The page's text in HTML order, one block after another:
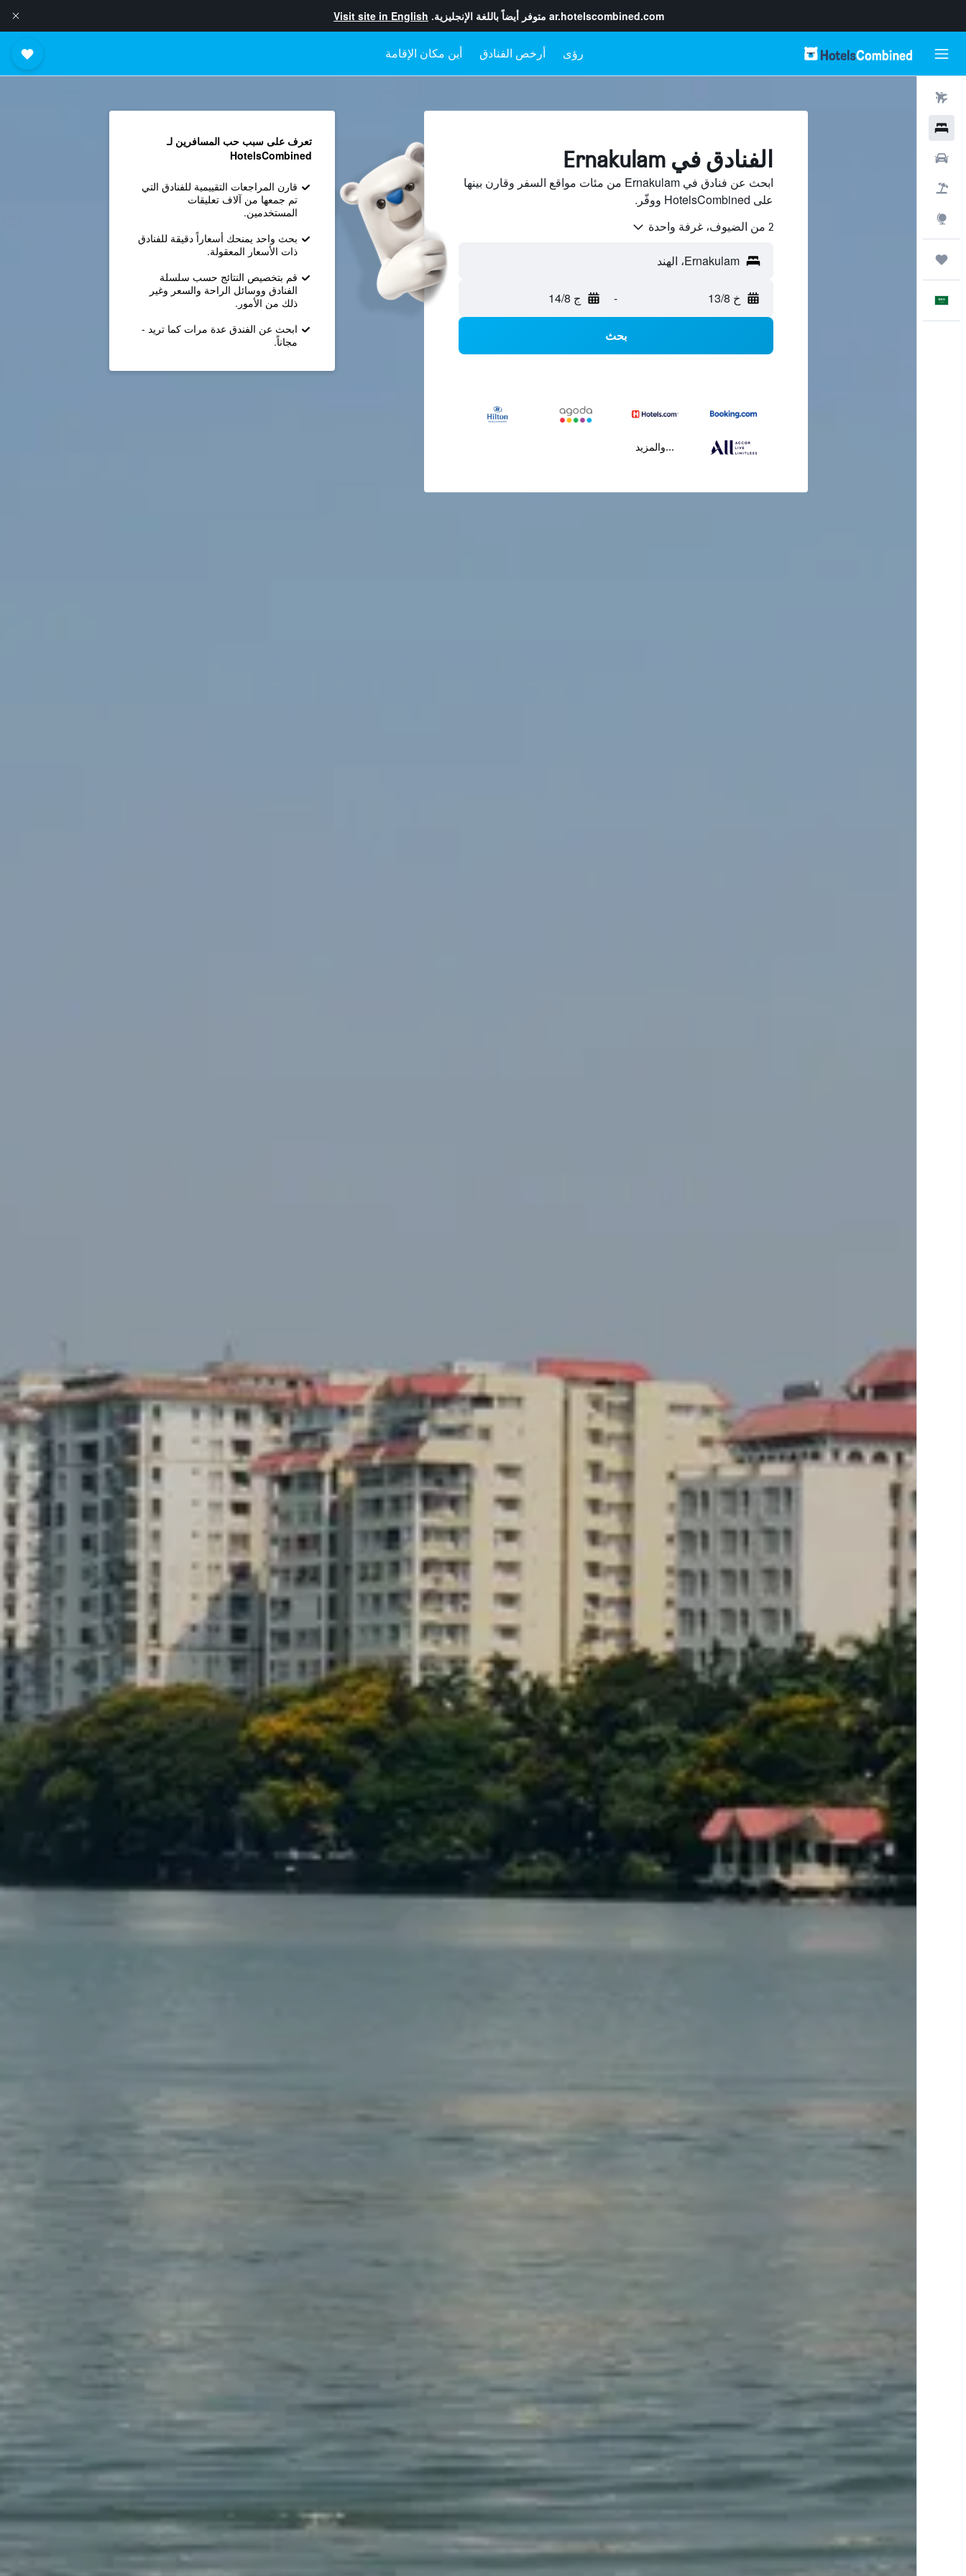
ar.hotelscombined.com متوفر أيضاً باللغة الإنجليزية. Visit site in English
رؤى أرخص الفنادق أين مكان الإقامة
الفنادق في Ernakulam
ابحث عن فنادق في Ernakulam من مئات مواقع السفر وقارن بينها
على HotelsCombined ووفّر.
2 من الضيوف، غرفة واحدة
خ 13/8 - ج 14/8
بحث
...والمزيد
تعرف على سبب حب المسافرين لـ
HotelsCombined
قارن المراجعات التقييمية للفنادق التي
تم جمعها من آلاف تعليقات
المستخدمين.
بحث واحد يمنحك أسعاراً دقيقة للفنادق
ذات الأسعار المعقولة.
قم بتخصيص النتائج حسب سلسلة
الفنادق ووسائل الراحة والسعر وغير
ذلك من الأمور.
ابحث عن الفندق عدة مرات كما تريد -
مجاناً.